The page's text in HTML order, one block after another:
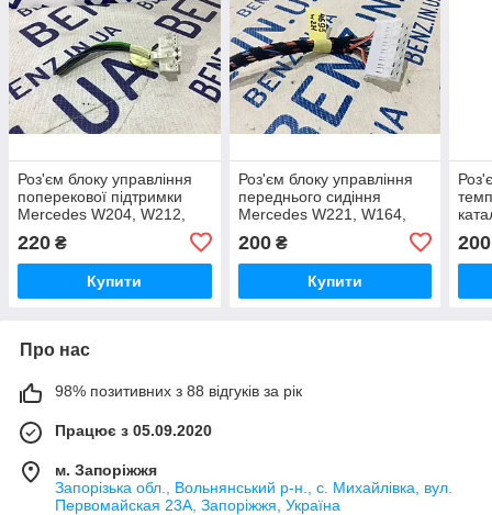
Роз'єм блоку управління
поперекової підтримки
Mercedes W204, W212,
W221, C207 A0385451328
220 ₴
Купити
Роз'єм блоку управління
переднього сидіння
Mercedes W221, W164,
A2205459928
200₴
Купити
200
Про нас
98% позитивних з 88 відгуків за рік
Працює з 05.09.2020
м. Запоріжжя
Запорізька обл., Вольнянський р-н., с. Михайлівка, вул.
Первомайская 23А, Запоріжжя, Україна